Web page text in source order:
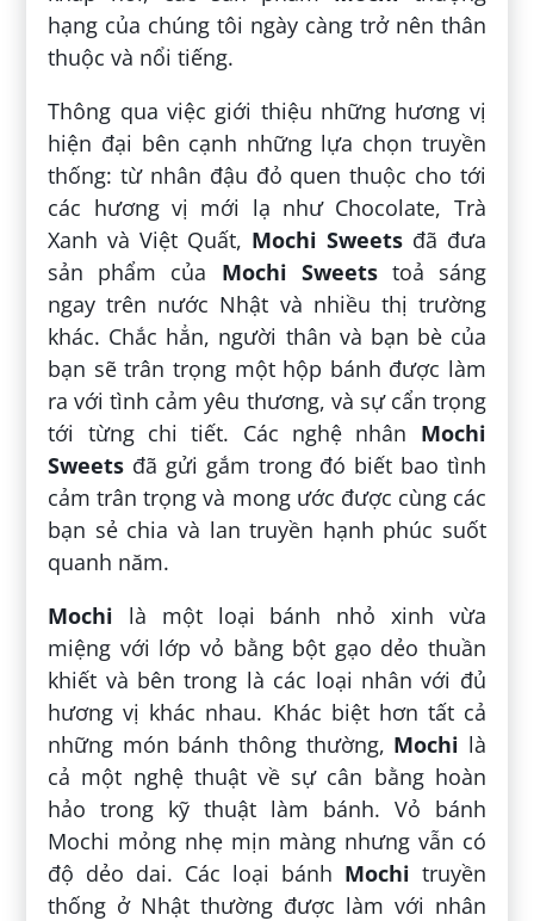
hạng của chúng tôi ngày càng trở nên thân
thuộc và nổi tiếng.
Thông qua việc giới thiệu những hương vị
hiện đại bên cạnh những lựa chọn truyền
thống: từ nhân đậu đỏ quen thuộc cho tới
các hương vị mới lạ như Chocolate, Trà
Xanh và Việt Quất, Mochi Sweetsđã đưa
sản phẩm của Mochi Sweetstoả sáng
ngay trên nước Nhật và nhiều thị trường
khác. Chắc hẳn, người thân và bạn bè của
bạn sẽ trân trọng một hộp bánh được làm
ra với tình cảm yêu thương, và sự cẩn trọng
tới từng chi tiết. Các nghệ nhân Mochi
Sweets đã gửi gắm trong đó biết bao tình
cảm trân trọng và mong ước được cùng các
bạn sẻ chia và lan truyền hạnh phúc suốt
quanh năm.
Mochi là một loại bánh nhỏ xinh vừa
miệng với lớp vỏ bằng bột gạo dẻo thuần
khiết và bên trong là các loại nhân với đủ
hương vị khác nhau. Khác biệt hơn tất cả
những món bánh thông thường, Mochi là
cả một nghệ thuật về sự cân bằng hoàn
hảo trong kỹ thuật làm bánh. Vỏ bánh
Mochi mỏng nhẹ mịn màng nhưng vẫn có
độ dẻo dai. Các loại bánh Mochi truyền
thống ở Nhật thường được làm với nhân